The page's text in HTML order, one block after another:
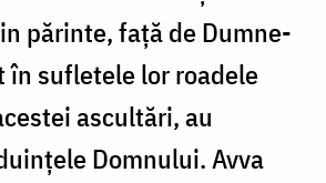
părinte, față de Dumne­
în sufletele lor roadele
ascultări, au
Domnului. Avva